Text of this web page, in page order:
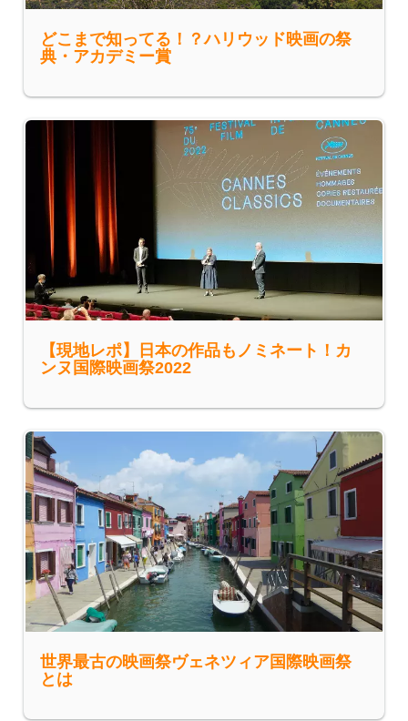
どこまで知ってる！？ハリウッド映画の祭
典・アカデミー賞
【現地レポ】日本の作品もノミネート！カ
ンヌ国際映画祭2022
世界最古の映画祭ヴェネツィア国際映画祭
とは